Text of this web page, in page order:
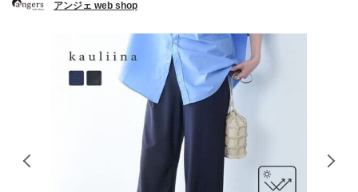
アンジェ web shop